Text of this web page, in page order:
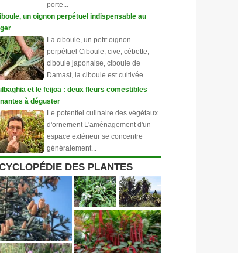
porte...
un oignon perpétuel indispensable au
La ciboule, un petit oignon
perpétuel Ciboule, cive, cébette,
ciboule japonaise, ciboule de
Damast, la ciboule est cultivée...
et le feijoa : deux fleurs comestibles
à déguster
Le potentiel culinaire des végétaux
d'ornement L'aménagement d'un
espace extérieur se concentre
généralement...
DES PLANTES